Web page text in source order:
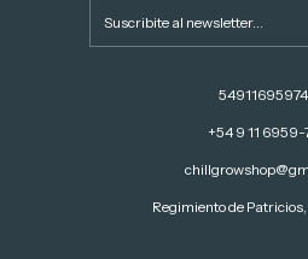
+54 9 11 6959-
Regimiento de